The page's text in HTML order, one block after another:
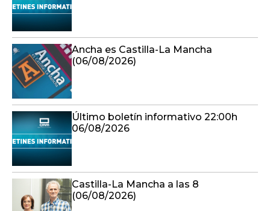
Ancha es Castilla-La Mancha
(06/08/2026)
Último boletín informativo 22:00h
06/08/2026
Castilla-La Mancha a las 8
(06/08/2026)